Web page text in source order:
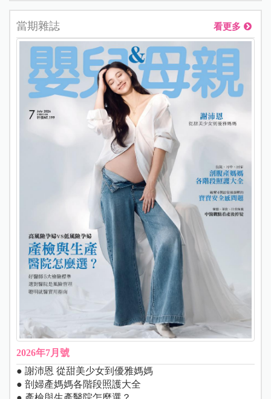
當期雜誌 看更多
2026年7月號
● 謝沛恩 從甜美少女到優雅媽媽
● 剖婦產媽媽各階段照護大全